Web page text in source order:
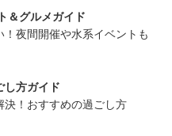
＆グルメガイド
夜間開催や水系イベントも
し方ガイド
決！おすすめの過ごし方